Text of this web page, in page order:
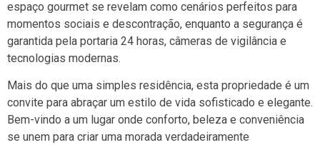
espaço gourmet se revelam como cenários perfeitos para
momentos sociais e descontração, enquanto a segurança é
garantida pela portaria 24 horas, câmeras de vigilância e
tecnologias modernas.
Mais do que uma simples residência, esta propriedade é um
convite para abraçar um estilo de vida sofisticado e elegante.
Bem-vindo a um lugar onde conforto, beleza e conveniência
se unem para criar uma morada verdadeiramente